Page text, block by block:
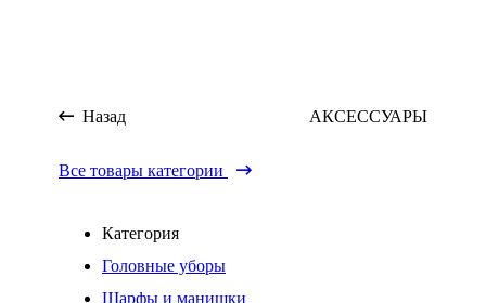
Назад АКСЕССУАРЫ
Все товары категории
Категория
Головные уборы
Шарфы и манишки